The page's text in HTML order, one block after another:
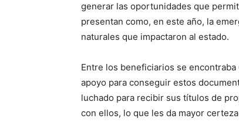
generar las oportunidades que
presentan como, en este año, la
naturales que impactaron al estado.
Entre los beneficiarios se
apoyo para conseguir estos
luchado para recibir sus títulos de
con ellos, lo que les da mayor